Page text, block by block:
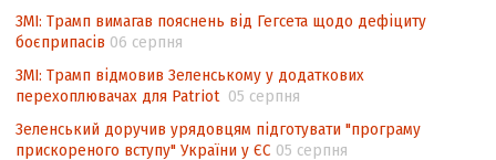
ЗМІ: Трамп вимагав пояснень від Гегсета щодо дефіциту
боєприпасів 06 серпня
ЗМІ: Трамп відмовив Зеленському у додаткових
перехоплювачах для Patriot 05 серпня
Зеленський доручив урядовцям підготувати "програму
прискореного вступу" України у ЄС 05 серпня